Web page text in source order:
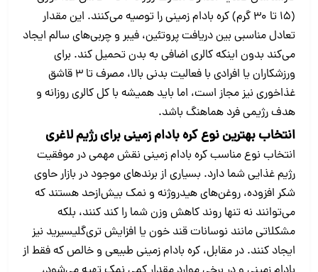
(۱۵ تا ۳۰ گرم) کره بادام‌ زمینی را توصیه می‌کنند. این مقدار
تعادل مناسبی بین دریافت پروتئین، فیبر و چربی‌های سالم ایجاد
می‌کند بدون اینکه کالری اضافی به بدن تحمیل کند. برای
ورزشکاران یا افرادی با فعالیت بدنی بالا، مصرف تا ۳ قاشق
غذاخوری نیز مجاز است، اما باید همیشه با کل کالری روزانه و
هدف رژیمی فرد هماهنگ باشد.
انتخاب بهترین نوع کره بادام‌ زمینی برای رژیم لاغری
انتخاب نوع مناسب کره بادام‌ زمینی نقش مهمی در موفقیت
رژیم غذایی شما دارد. بسیاری از برندهای موجود در بازار حاوی
شکر افزوده، روغن‌های هیدروژنه و نمک بیش‌ازحد هستند که
می‌توانند نه تنها روند کاهش وزن شما را کند کنند، بلکه
مشکلاتی مانند نوسانات قند خون یا افزایش تری‌گلیسیرید نیز
ایجاد کنند. در مقابل، کره بادام‌ زمینی طبیعی و خالص که فقط از